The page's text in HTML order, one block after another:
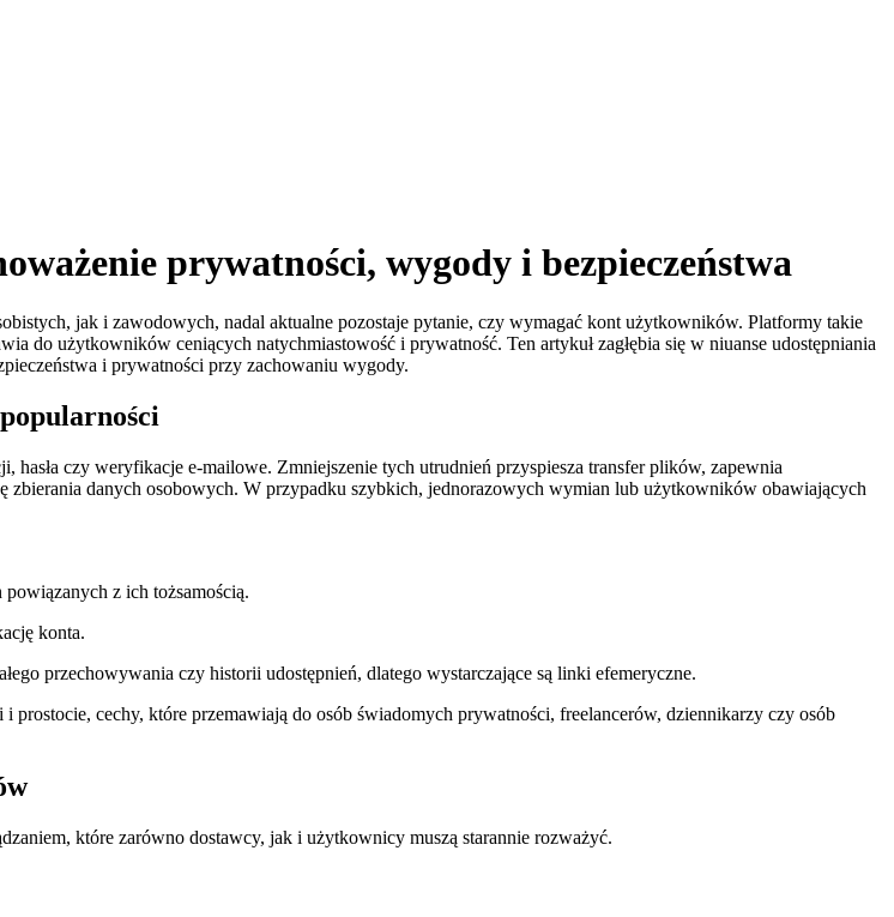
prywatności, wygody i bezpieczeństwa
jak i zawodowych, nadal aktualne pozostaje pytanie, czy wymagać kont użytkowników. Platformy takie
do użytkowników ceniących natychmiastowość i prywatność. Ten artykuł zagłębia się w niuanse udostępniania
i prywatności przy zachowaniu wygody.
czy weryfikacje e-mailowe. Zmniejszenie tych utrudnień przyspiesza transfer plików, zapewnia
zbierania danych osobowych. W przypadku szybkich, jednorazowych wymian lub użytkowników obawiających
z ich tożsamością.
konta.
przechowywania czy historii udostępnień, dlatego wystarczające są linki efemeryczne.
cechy, które przemawiają do osób świadomych prywatności, freelancerów, dziennikarzy czy osób
które zarówno dostawcy, jak i użytkownicy muszą starannie rozważyć.